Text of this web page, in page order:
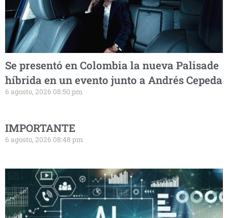
Se presentó en Colombia la nueva Palisade
híbrida en un evento junto a Andrés Cepeda
6 agosto, 2026 08:50 pm
IMPORTANTE
6 agosto, 2026 08:48 pm